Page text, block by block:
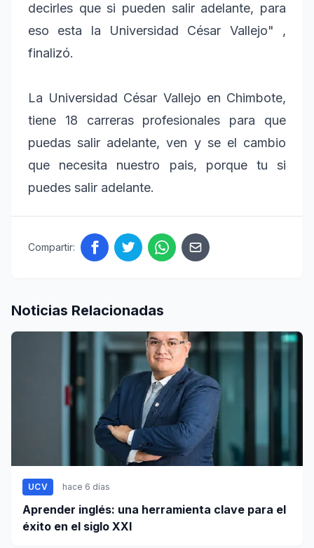
decirles que si pueden salir adelante, para
eso esta la Universidad César Vallejo" ,
finalizó.
La Universidad César Vallejo en Chimbote,
tiene 18 carreras profesionales para que
puedas salir adelante, ven y se el cambio
que necesita nuestro pais, porque tu si
puedes salir adelante.
Compartir:
Noticias Relacionadas
UCV hace 6 días
Aprender inglés: una herramienta clave para el
éxito en el siglo XXI